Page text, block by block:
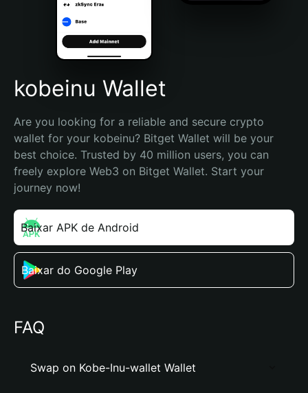
Português (Brasil)
Español (Argentina)
kobeinu Wallet
Are you looking for a reliable and secure crypto
wallet for your kobeinu? Bitget Wallet will be your
best choice. Trusted by 40 million users, you can
freely explore Web3 on Bitget Wallet. Start your
journey now!
Baixar APK de Android
Baixar do Google Play
FAQ
Swap on Kobe-Inu-wallet Wallet